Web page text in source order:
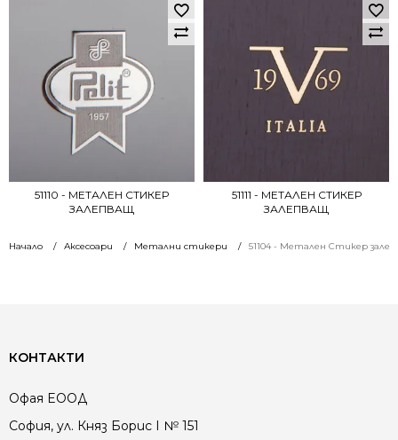
Начало Аксесоари Метални стикери 51104 - Метален Стикер
51110 - МЕТАЛЕН СТИКЕР
ЗАЛЕПВАЩ
51111 - МЕТАЛЕН СТИКЕР
ЗАЛЕПВАЩ
КОНТАКТИ
Офая EООД
София, ул. Княз Борис I № 151